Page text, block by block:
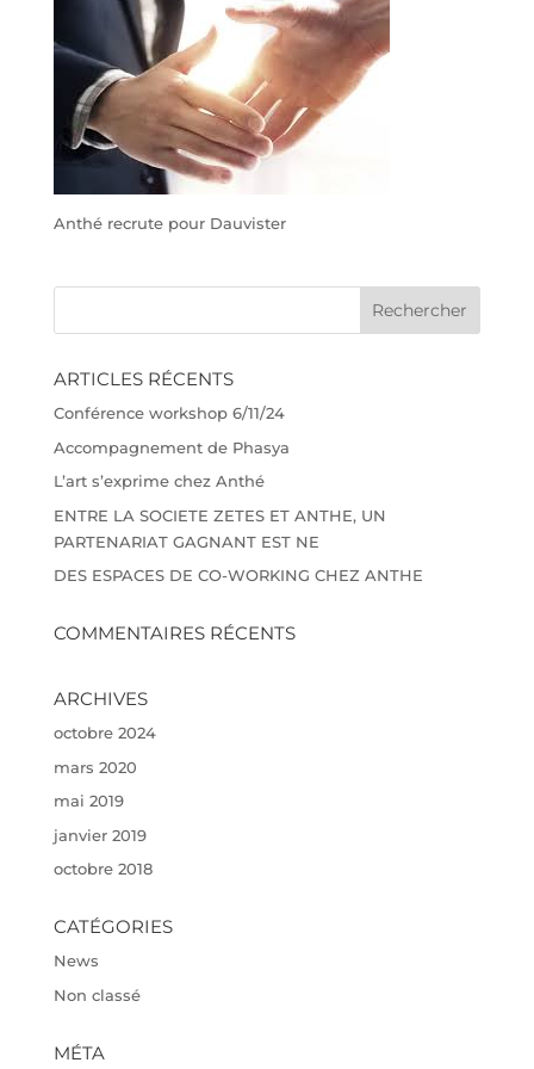
Anthé recrute pour Dauvister
ARTICLES RÉCENTS
Conférence workshop 6/11/24
Accompagnement de Phasya
L’art s’exprime chez Anthé
ENTRE LA SOCIETE ZETES ET ANTHE, UN
PARTENARIAT GAGNANT EST NE
DES ESPACES DE CO-WORKING CHEZ ANTHE
COMMENTAIRES RÉCENTS
ARCHIVES
octobre 2024
mars 2020
mai 2019
janvier 2019
octobre 2018
CATÉGORIES
News
Non classé
MÉTA